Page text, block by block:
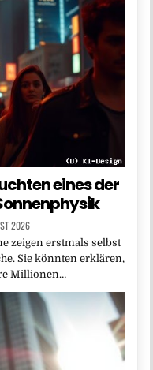
eines der
2026
zeigen erstmals selbst
Sie könnten erklären,
Millionen…